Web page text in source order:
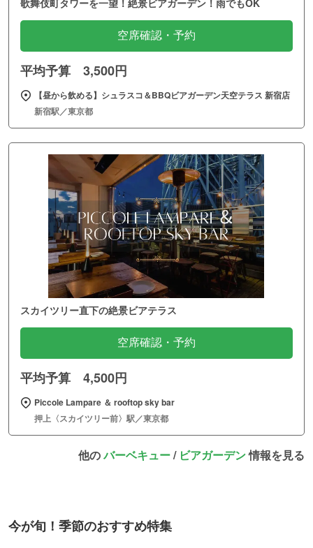
空席確認・予約
平均予算 3,500円
【昼から飲める】シュラスコ＆BBQビアガーデン天空テラス 新宿店
新宿駅／東京都
スカイツリー直下の絶景ビアテラス
空席確認・予約
平均予算 4,500円
Piccole Lampare ＆ rooftop sky bar
押上〈スカイツリー前〉駅／東京都
他のバーベキュー/ ビアガーデン情報を見る
今が旬！季節のおすすめ特集